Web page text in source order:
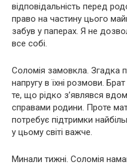
відповідальність перед
право на частину цього
забув у паперах. Я не
все собі.
Соломія замовкла. Згадка
напругу в їхні розмови.
те, що рідко з’являвся
справами родини. Проте
потребує підтримки
у цьому світі важче.
Минали тижні. Соломія